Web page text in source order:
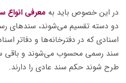
در این خصوص باید به معرفی انواع
دو دسته تقسیم می‌شوند، سندهای
اسنادی که در دفترخانه‌ها و دفاتر
سند رسمی محسوب می‌شوند و باقی
طرح شوند حکم سند عادی را دارند.